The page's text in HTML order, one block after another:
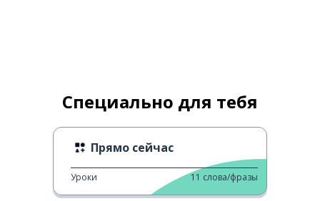
Специально для тебя
Прямо сейчас
Уроки 11 слова/фразы